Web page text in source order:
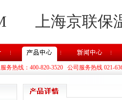
上海京联
服务热线：400-820-3520 公司服务热线 021-